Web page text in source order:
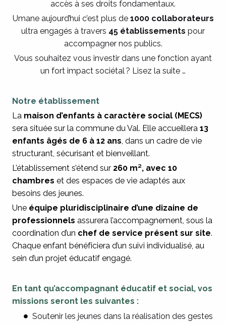
accès à ses droits fondamentaux.
Umane aujourd’hui c’est plus de 1000 collaborateurs
ultra engagés à travers 45 établissements pour
accompagner nos publics.
Vous souhaitez vous investir dans une fonction ayant
un fort impact sociétal ? Lisez la suite …
Notre établissement
La maison d’enfants à caractère social (MECS)
sera située sur la commune du Val. Elle accueillera 13
enfants âgés de 6 à 12 ans, dans un cadre de vie
structurant, sécurisant et bienveillant.
L’établissement s’étend sur 260 m², avec 10
chambres et des espaces de vie adaptés aux
besoins des jeunes.
Une équipe pluridisciplinaire d’une dizaine de
professionnels assurera l’accompagnement, sous la
coordination d’un chef de service présent sur site.
Chaque enfant bénéficiera d’un suivi individualisé, au
sein d’un projet éducatif engagé.
En tant qu’accompagnant éducatif et social, vos
missions seront les suivantes :
Soutenir les jeunes dans la réalisation des gestes